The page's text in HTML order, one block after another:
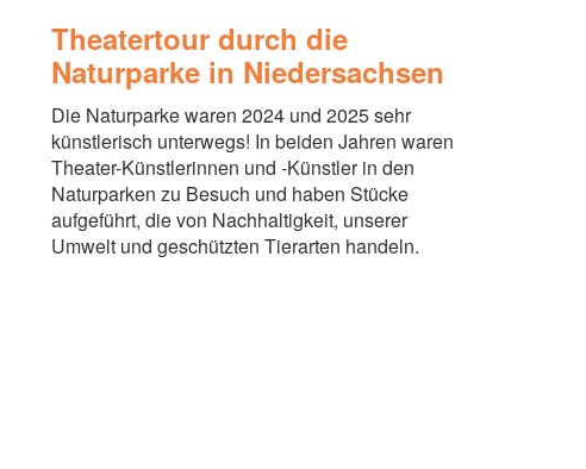
Theatertour durch die
Naturparke in Niedersachsen
Die Naturparke waren 2024 und 2025 sehr
künstlerisch unterwegs! In beiden Jahren waren
Theater-Künstlerinnen und -Künstler in den
Naturparken zu Besuch und haben Stücke
aufgeführt, die von Nachhaltigkeit, unserer
Umwelt und geschützten Tierarten handeln.